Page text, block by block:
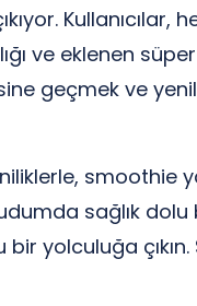
ve eklenen
geçmek ve
sağlık
bir yolculuğa